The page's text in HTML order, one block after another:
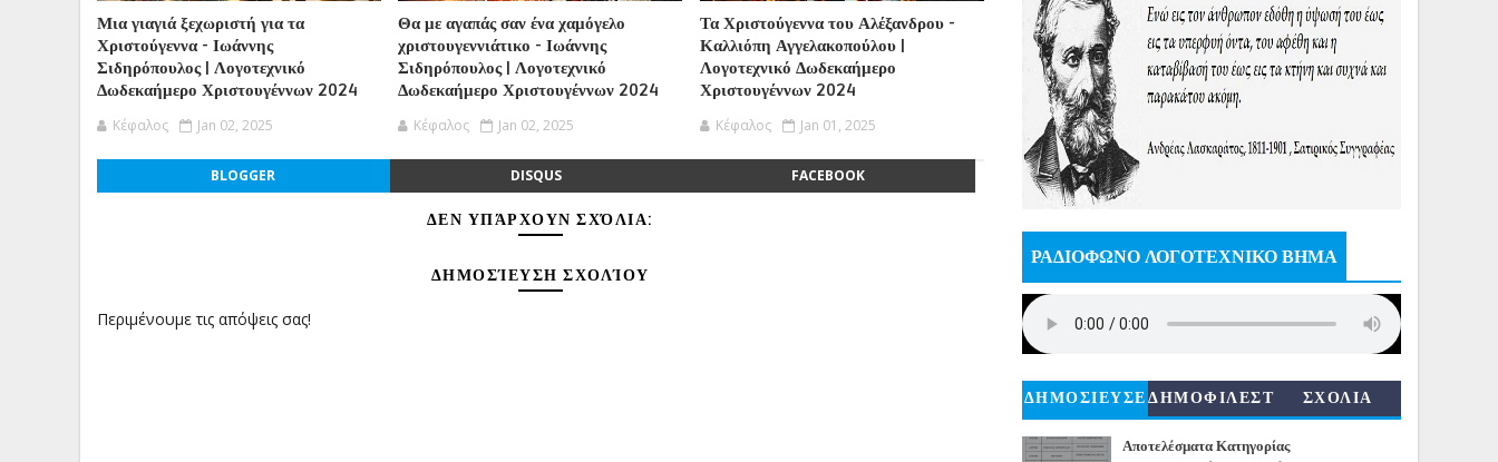
Μια γιαγιά ξεχωριστή για τα
Χριστούγεννα - Ιωάννης
Σιδηρόπουλος | Λογοτεχνικό
Δωδεκαήμερο Χριστουγέννων 2024
Κέφαλος Jan 02, 2025
Θα με αγαπάς σαν ένα χαμόγελο
χριστουγεννιάτικο - Ιωάννης
Σιδηρόπουλος | Λογοτεχνικό
Δωδεκαήμερο Χριστουγέννων 2024
Κέφαλος Jan 02, 2025
Τα Χριστούγεννα του Αλέξανδρου -
Καλλιόπη Αγγελακοπούλου |
Λογοτεχνικό Δωδεκαήμερο
Χριστουγέννων 2024
Κέφαλος Jan 01, 2025
BLOGGER DISQUS FACEBOOK
ΔΕΝ ΥΠΆΡΧΟΥΝ ΣΧΌΛΙΑ:
ΔΗΜΟΣΊΕΥΣΗ ΣΧΟΛΊΟΥ
Περιμένουμε τις απόψεις σας!
ΡΑΔΙΟΦΩΝΟ ΛΟΓΟΤΕΧΝΙΚΟ ΒΗΜΑ
ΔΗΜΟΣΙΕΥΣΕ
ΙΣ
ΔΗΜΟΦΙΛΕΣΤ
ΣΧΟΛΙΑ
Αποτελέσματα Κατηγορίας